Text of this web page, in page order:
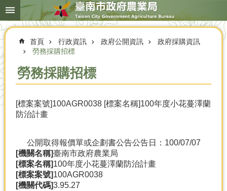
跳到主要內容區塊
搜
尋
進
首頁 行政資訊 政府公開資訊
政府採購資訊
勞務採購招標
勞務採購招標
[標案案號]100AGR0038 [標案名稱]100年度小花蔓澤蘭
防治計畫
公開取得報價單或企劃書公告公告日：100/07/07
[機關名稱]臺南市政府農業局
[標案名稱]100年度小花蔓澤蘭防治計畫
[標案案號]100AGR0038
[機關代碼]3.95.27